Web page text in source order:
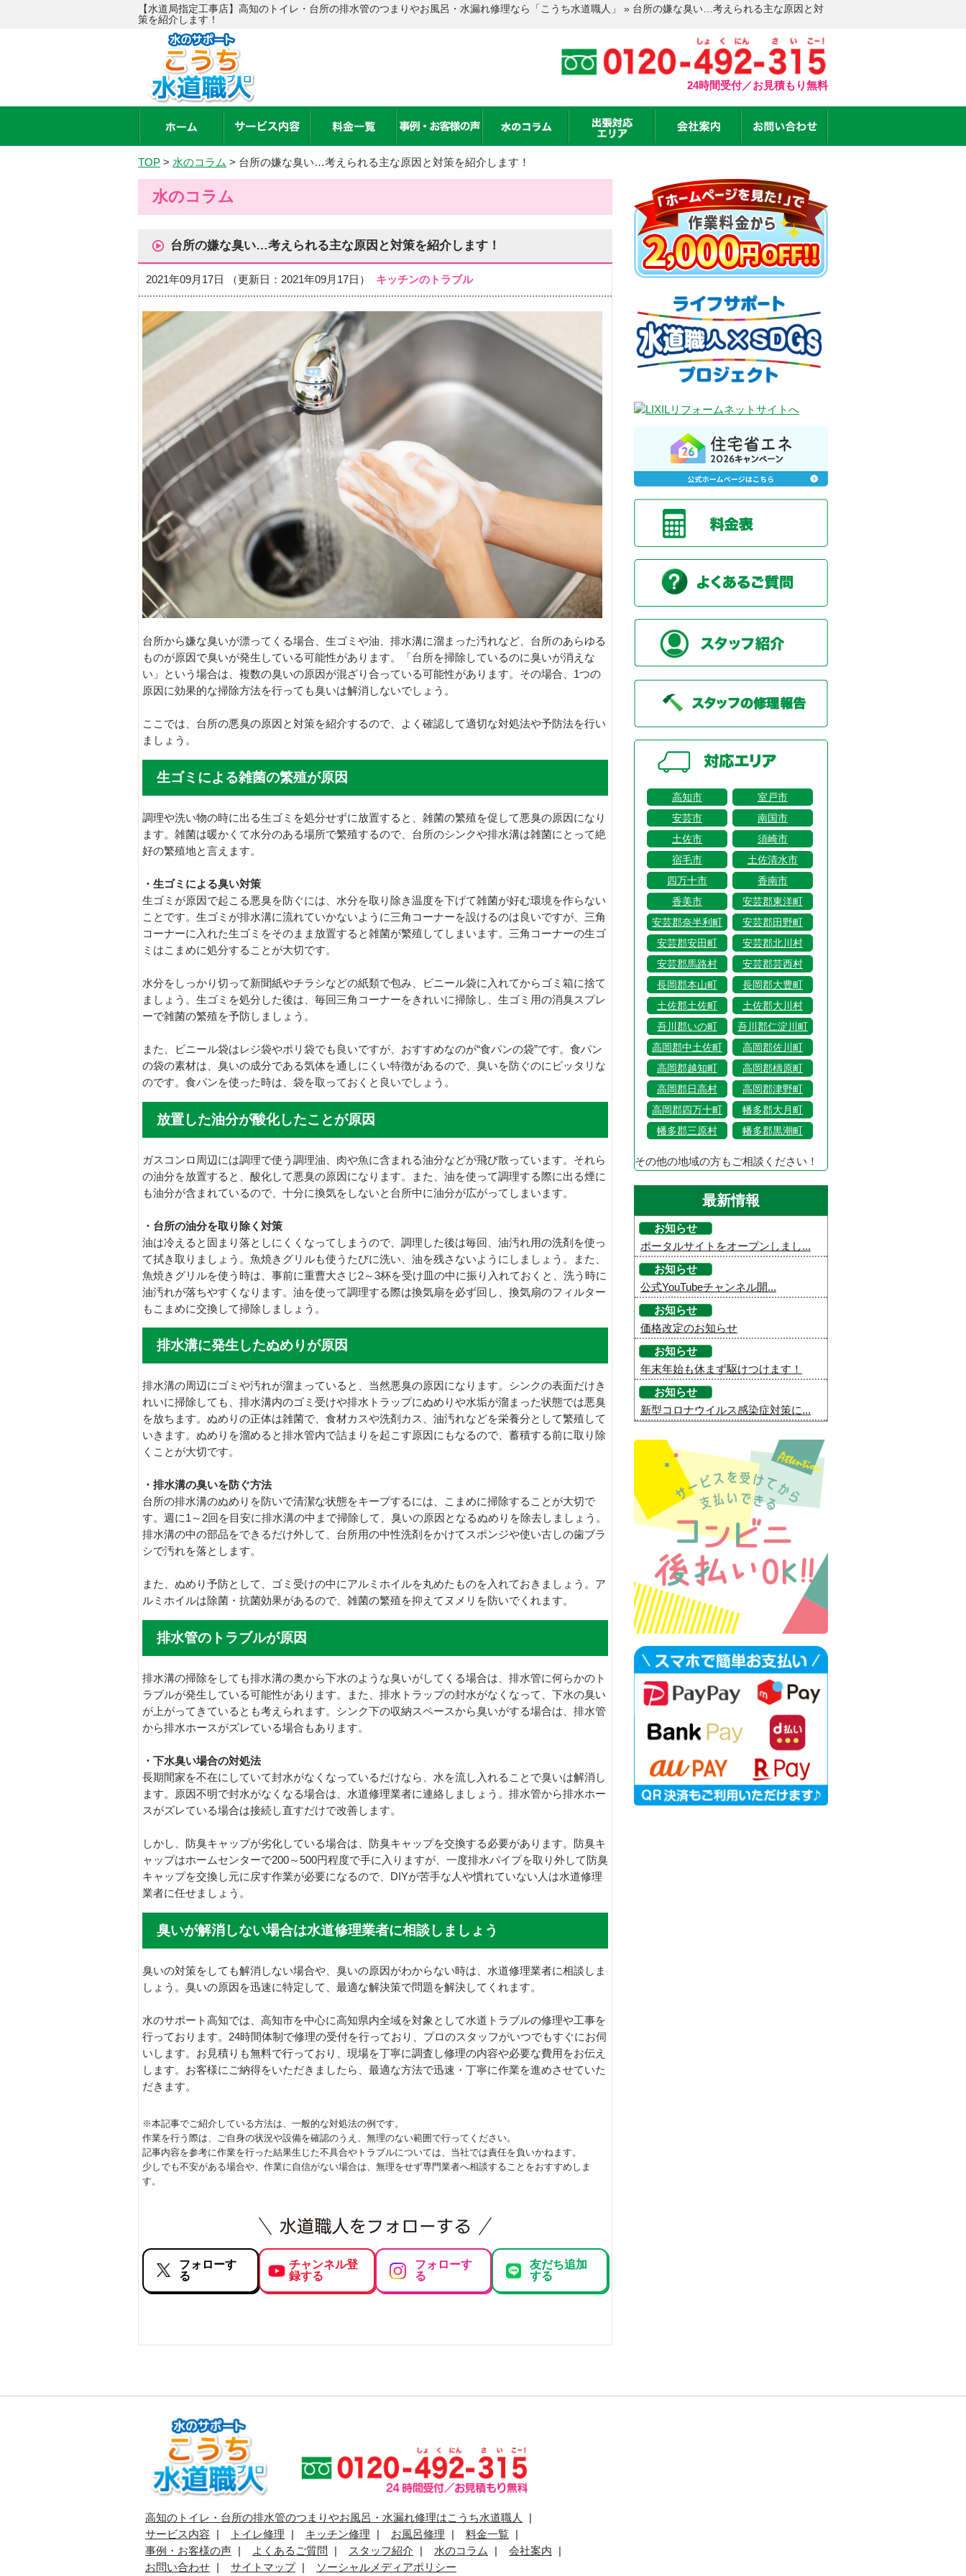
【水道局指定工事店】高知のトイレ・台所の排水管のつまりやお風呂・水漏れ修理なら「こうち水道職人」 » 台所の嫌な臭い…考えられる主な原因と対
策を紹介します！
24時間受付／お見積もり無料
TOP > 水のコラム > 台所の嫌な臭い…考えられる主な原因と対策を紹介します！
水のコラム
台所の嫌な臭い…考えられる主な原因と対策を紹介します！
2021年09月17日 （更新日：2021年09月17日） キッチンのトラブル
台所から嫌な臭いが漂ってくる場合、生ゴミや油、排水溝に溜まった汚れなど、台所のあらゆる
ものが原因で臭いが発生している可能性があります。「台所を掃除しているのに臭いが消えな
い」という場合は、複数の臭いの原因が混ざり合っている可能性があります。その場合、1つの
原因に効果的な掃除方法を行っても臭いは解消しないでしょう。
ここでは、台所の悪臭の原因と対策を紹介するので、よく確認して適切な対処法や予防法を行い
ましょう。
生ゴミによる雑菌の繁殖が原因
調理や洗い物の時に出る生ゴミを処分せずに放置すると、雑菌の繁殖を促して悪臭の原因になり
ます。雑菌は暖かくて水分のある場所で繁殖するので、台所のシンクや排水溝は雑菌にとって絶
好の繁殖地と言えます。
・生ゴミによる臭い対策
生ゴミが原因で起こる悪臭を防ぐには、水分を取り除き温度を下げて雑菌が好む環境を作らない
ことです。生ゴミが排水溝に流れていかないように三角コーナーを設けるのは良いですが、三角
コーナーに入れた生ゴミをそのまま放置すると雑菌が繁殖してしまいます。三角コーナーの生ゴ
ミはこまめに処分することが大切です。
水分をしっかり切って新聞紙やチラシなどの紙類で包み、ビニール袋に入れてからゴミ箱に捨て
ましょう。生ゴミを処分した後は、毎回三角コーナーをきれいに掃除し、生ゴミ用の消臭スプレ
ーで雑菌の繁殖を予防しましょう。
また、ビニール袋はレジ袋やポリ袋でも良いですが、おすすめなのが“食パンの袋”です。食パン
の袋の素材は、臭いの成分である気体を通しにくい特徴があるので、臭いを防ぐのにピッタリな
のです。食パンを使った時は、袋を取っておくと良いでしょう。
放置した油分が酸化したことが原因
ガスコンロ周辺には調理で使う調理油、肉や魚に含まれる油分などが飛び散っています。それら
の油分を放置すると、酸化して悪臭の原因になります。また、油を使って調理する際に出る煙に
も油分が含まれているので、十分に換気をしないと台所中に油分が広がってしまいます。
・台所の油分を取り除く対策
油は冷えると固まり落としにくくなってしまうので、調理した後は毎回、油汚れ用の洗剤を使っ
て拭き取りましょう。魚焼きグリルも使うたびに洗い、油を残さないようにしましょう。また、
魚焼きグリルを使う時は、事前に重曹大さじ2～3杯を受け皿の中に振り入れておくと、洗う時に
油汚れが落ちやすくなります。油を使って調理する際は換気扇を必ず回し、換気扇のフィルター
もこまめに交換して掃除しましょう。
排水溝に発生したぬめりが原因
排水溝の周辺にゴミや汚れが溜まっていると、当然悪臭の原因になります。シンクの表面だけき
れいに掃除しても、排水溝内のゴミ受けや排水トラップにぬめりや水垢が溜まった状態では悪臭
を放ちます。ぬめりの正体は雑菌で、食材カスや洗剤カス、油汚れなどを栄養分として繁殖して
いきます。ぬめりを溜めると排水管内で詰まりを起こす原因にもなるので、蓄積する前に取り除
くことが大切です。
・排水溝の臭いを防ぐ方法
台所の排水溝のぬめりを防いで清潔な状態をキープするには、こまめに掃除することが大切で
す。週に1～2回を目安に排水溝の中まで掃除して、臭いの原因となるぬめりを除去しましょう。
排水溝の中の部品をできるだけ外して、台所用の中性洗剤をかけてスポンジや使い古しの歯ブラ
シで汚れを落とします。
また、ぬめり予防として、ゴミ受けの中にアルミホイルを丸めたものを入れておきましょう。ア
ルミホイルは除菌・抗菌効果があるので、雑菌の繁殖を抑えてヌメリを防いでくれます。
排水管のトラブルが原因
排水溝の掃除をしても排水溝の奥から下水のような臭いがしてくる場合は、排水管に何らかのト
ラブルが発生している可能性があります。また、排水トラップの封水がなくなって、下水の臭い
が上がってきているとも考えられます。シンク下の収納スペースから臭いがする場合は、排水管
から排水ホースがズレている場合もあります。
・下水臭い場合の対処法
長期間家を不在にしていて封水がなくなっているだけなら、水を流し入れることで臭いは解消し
ます。原因不明で封水がなくなる場合は、水道修理業者に連絡しましょう。排水管から排水ホー
スがズレている場合は接続し直すだけで改善します。
しかし、防臭キャップが劣化している場合は、防臭キャップを交換する必要があります。防臭キ
ャップはホームセンターで200～500円程度で手に入りますが、一度排水パイプを取り外して防臭
キャップを交換し元に戻す作業が必要になるので、DIYが苦手な人や慣れていない人は水道修理
業者に任せましょう。
臭いが解消しない場合は水道修理業者に相談しましょう
臭いの対策をしても解消しない場合や、臭いの原因がわからない時は、水道修理業者に相談しま
しょう。臭いの原因を迅速に特定して、最適な解決策で問題を解決してくれます。
水のサポート高知では、高知市を中心に高知県内全域を対象として水道トラブルの修理や工事を
行っております。24時間体制で修理の受付を行っており、プロのスタッフがいつでもすぐにお伺
いします。お見積りも無料で行っており、現場を丁寧に調査し修理の内容や必要な費用をお伝え
します。お客様にご納得をいただきましたら、最適な方法で迅速・丁寧に作業を進めさせていた
だきます。
※本記事でご紹介している方法は、一般的な対処法の例です。
作業を行う際は、ご自身の状況や設備を確認のうえ、無理のない範囲で行ってください。
記事内容を参考に作業を行った結果生じた不具合やトラブルについては、当社では責任を負いかねます。
少しでも不安がある場合や、作業に自信がない場合は、無理をせず専門業者へ相談することをおすすめしま
す。
フォローす
る
チャンネル登
録する
フォローす
る
友だち追加
する
高知市
室戸市
安芸市
南国市
土佐市
須崎市
宿毛市
土佐清水市
四万十市
香南市
香美市
安芸郡東洋町
安芸郡奈半利町
安芸郡田野町
安芸郡安田町
安芸郡北川村
安芸郡馬路村
安芸郡芸西村
長岡郡本山町
長岡郡大豊町
土佐郡土佐町
土佐郡大川村
吾川郡いの町
吾川郡仁淀川町
高岡郡中土佐町
高岡郡佐川町
高岡郡越知町
高岡郡檮原町
高岡郡日高村
高岡郡津野町
高岡郡四万十町
幡多郡大月町
幡多郡三原村
幡多郡黒潮町
その他の地域の方もご相談ください！
最新情報
お知らせ
ポータルサイトをオープンしまし...
お知らせ
公式YouTubeチャンネル開...
お知らせ
価格改定のお知らせ
お知らせ
年末年始も休まず駆けつけます！
お知らせ
新型コロナウイルス感染症対策に...
高知のトイレ・台所の排水管のつまりやお風呂・水漏れ修理はこうち水道職人
サービス内容
トイレ修理 キッチン修理 お風呂修理
料金一覧
事例・お客様の声
よくあるご質問 スタッフ紹介 水のコラム
会社案内
お問い合わせ
サイトマップ ソーシャルメディアポリシー